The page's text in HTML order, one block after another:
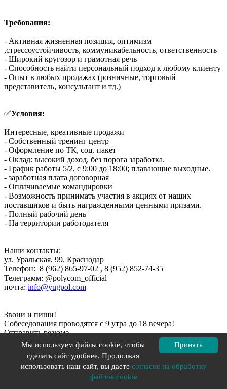
Требования:
- Активная жизненная позиция, оптимизм
,стрессоустойчивость, коммуникабельность, ответственность
- Широкий кругозор и грамотная речь
- Способность найти персональный подход к любому клиенту
- Опыт в любых продажах (розничные, торговый
представитель, консультант и тд.)
✅Условия:
Интересные, креативные продажи
- Собственный тренинг центр
- Оформление по ТК, соц. пакет
- Оклад: высокий доход, без порога заработка.
- График работы 5/2, с 9:00 до 18:00; плавающие выходные.
- заработная плата договорная
- Оплачиваемые командировки
- Возможность принимать участия в акциях от наших
поставщиков и быть награжденными ценными призами.
- Полный рабочий день
- На территории работодателя
Наши контакты:
ул. Уральская, 99, Краснодар
Телефон: 8 (962) 865-97-02 , 8 (952) 852-74-35
Телеграмм: @polycom_official
почта: info@yugpol.com
Звони и пиши!
Собеседования проводятся с 9 утра до 18 вечера!
Отправить резюме
Менеджер отдела продаж г. Ростов-на-Дону
В связи с расширением штата требуются сотрудники в сеть
магазинов напольных покрытий.
Принять
Мы используем файлы cookie, чтобы
сделать сайт удобнее. Продолжая
использовать наш сайт, вы даете согласие на обработку
файлов cookie